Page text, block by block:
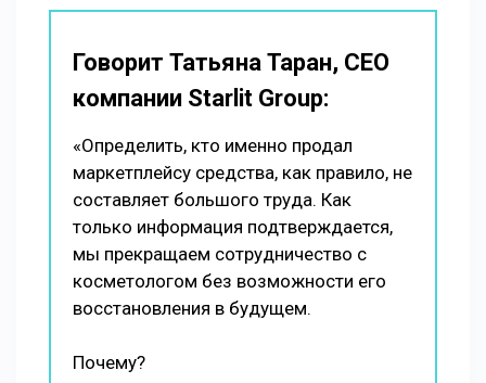
Говорит Татьяна Таран, СЕО
компании Starlit Group:
«Определить, кто именно продал
маркетплейсу средства, как правило, не
составляет большого труда. Как
только информация подтверждается,
мы прекращаем сотрудничество с
косметологом без возможности его
восстановления в будущем.
Почему?